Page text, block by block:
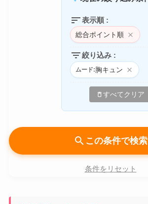
sort表示順 :
総合ポイント順 close
filter_list絞り込み :
ムード: 胸キュン close
delete すべてクリア
search この条件で検索
条件をリセット